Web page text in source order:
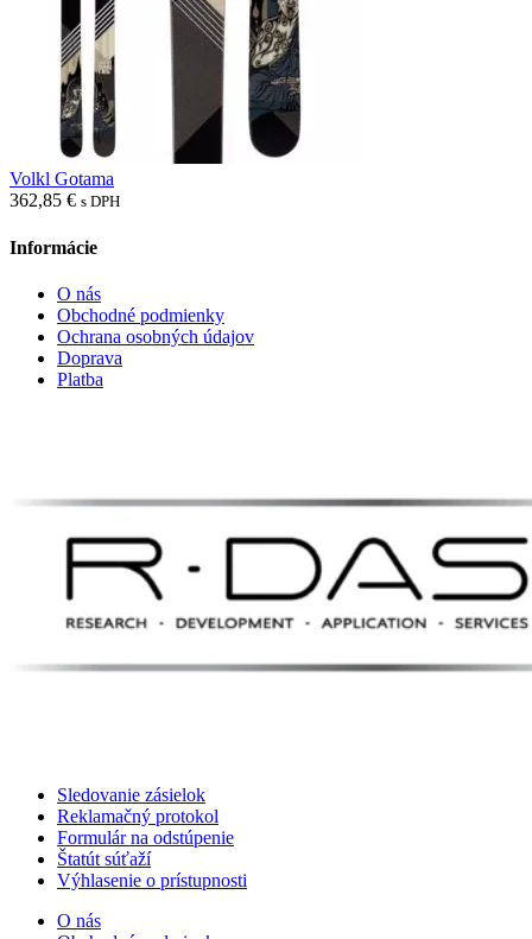
Volkl Gotama
362,85 € s DPH
Informácie
O nás
Obchodné podmienky
Ochrana osobných údajov
Doprava
Platba
Sledovanie zásielok
Reklamačný protokol
Formulár na odstúpenie
Štatút súťaží
Výhlasenie o prístupnosti
O nás